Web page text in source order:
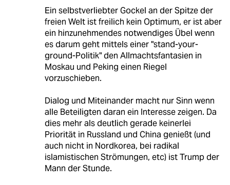
Ein selbstverliebter Gockel an der Spitze der
freien Welt ist freilich kein Optimum, er ist aber
ein hinzunehmendes notwendiges Übel wenn
es darum geht mittels einer "stand-your-
ground-Politik" den Allmachtsfantasien in
Moskau und Peking einen Riegel
vorzuschieben.
Dialog und Miteinander macht nur Sinn wenn
alle Beteiligten daran ein Interesse zeigen. Da
dies mehr als deutlich gerade keinerlei
Priorität in Russland und China genießt (und
auch nicht in Nordkorea, bei radikal
islamistischen Strömungen, etc) ist Trump der
Mann der Stunde.